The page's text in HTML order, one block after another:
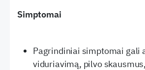
Simptomai
Pagrindiniai simptomai gali
viduriavimą, pilvo